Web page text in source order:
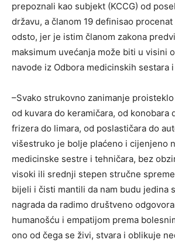
prepoznali kao subjekt (KCCG) od
državu, a članom 19 definisao procenat
odsto, jer je istim članom zakona
maksimum uvećanja može biti u visini
navode iz Odbora medicinskih sestara
–Svako strukovno zanimanje
od kuvara do keramičara, od konobara
frizera do limara, od poslastičara do
višestruko je bolje plaćeno i cijenjeno
medicinske sestre i tehničara, bez
visoki ili srednji stepen stručne
bijeli i čisti mantili da nam budu jedina
nagrada da radimo društveno
humanošću i empatijom prema
ono od čega se živi, stvara i oblikuje